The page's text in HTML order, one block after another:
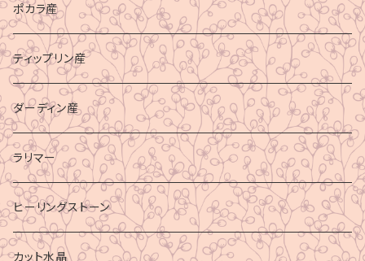
ポカラ産
ティップリン産
ダーディン産
ラリマー
ヒーリングストーン
カット水晶